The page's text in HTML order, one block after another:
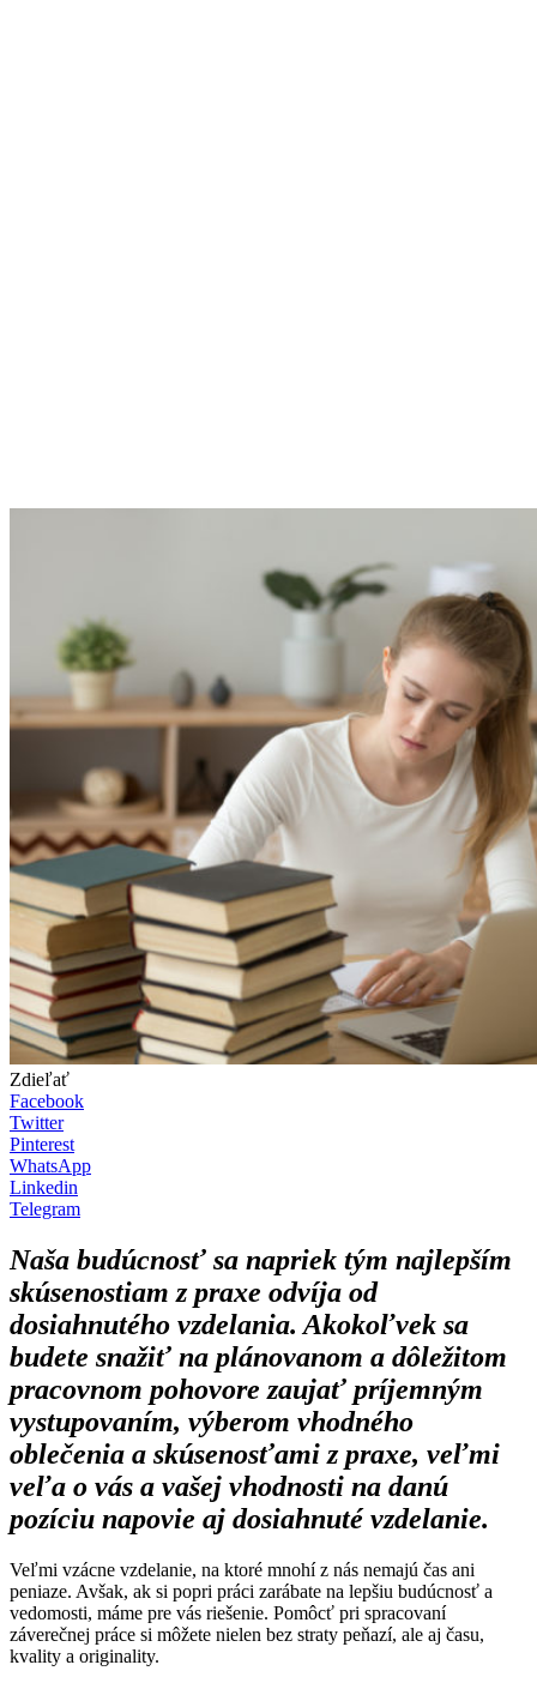
Zdieľať
Facebook
Twitter
Pinterest
WhatsApp
Linkedin
Telegram
Naša budúcnosť sa napriek tým najlepším
skúsenostiam z praxe odvíja od
dosiahnutého vzdelania. Akokoľvek sa
budete snažiť na plánovanom a dôležitom
pracovnom pohovore zaujať príjemným
vystupovaním, výberom vhodného
oblečenia a skúsenosťami z praxe, veľmi
veľa o vás a vašej vhodnosti na danú
pozíciu napovie aj dosiahnuté vzdelanie.
Veľmi vzácne vzdelanie, na ktoré mnohí z nás nemajú čas ani
peniaze. Avšak, ak si popri práci zarábate na lepšiu budúcnosť a
vedomosti, máme pre vás riešenie. Pomôcť pri spracovaní
záverečnej práce si môžete nielen bez straty peňazí, ale aj času,
kvality a originality.